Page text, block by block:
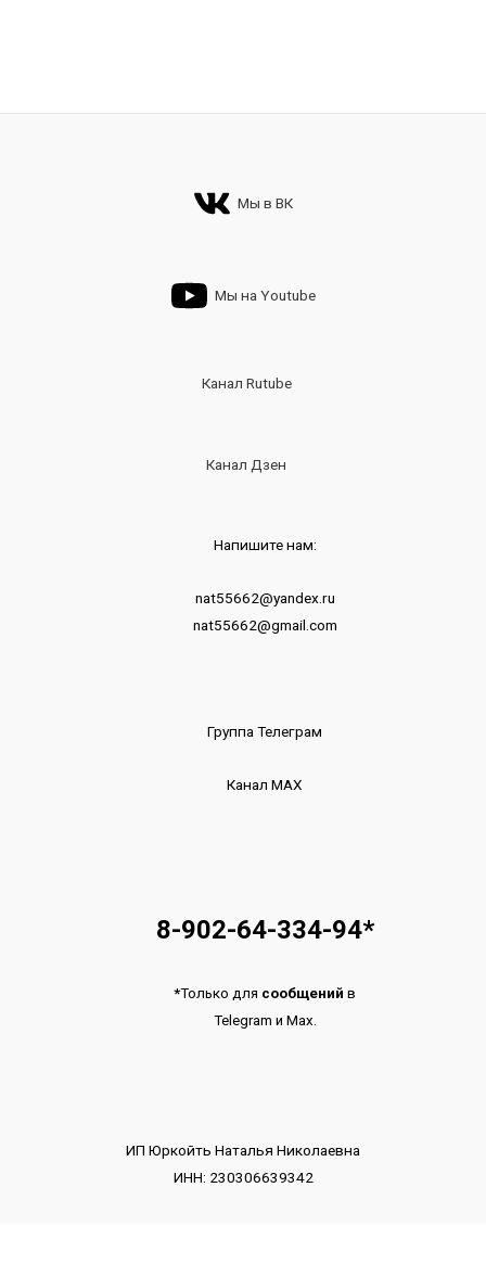
Мы в ВК
Мы на Youtube
Канал Rutube
Канал Дзен
Напишите нам:
nat55662@yandex.ru
nat55662@gmail.com
Группа Телеграм
Канал МАХ
8-902-64-334-94*
*Только для сообщений в
Telegram и Max.
ИП Юркойть Наталья Николаевна
ИНН: 230306639342